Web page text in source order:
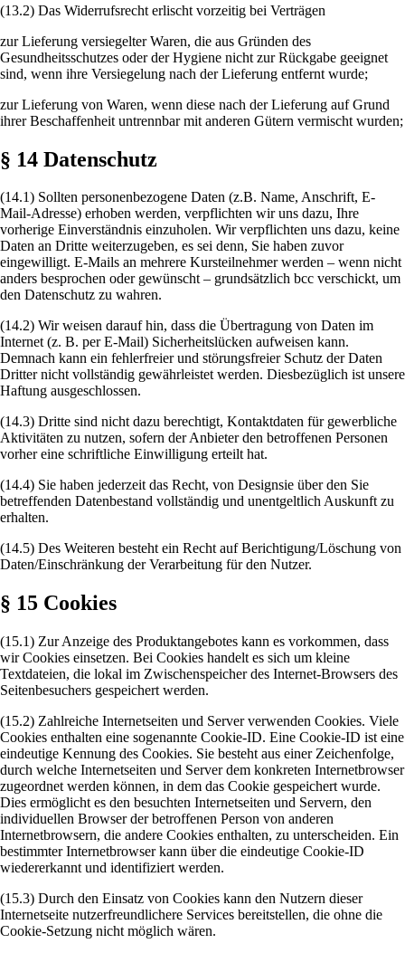
(13.2) Das Widerrufsrecht erlischt vorzeitig bei Verträgen
zur Lieferung versiegelter Waren, die aus Gründen des
Gesundheitsschutzes oder der Hygiene nicht zur Rückgabe geeignet
sind, wenn ihre Versiegelung nach der Lieferung entfernt wurde;
zur Lieferung von Waren, wenn diese nach der Lieferung auf Grund
ihrer Beschaffenheit untrennbar mit anderen Gütern vermischt wurden;
§ 14 Datenschutz
(14.1) Sollten personenbezogene Daten (z.B. Name, Anschrift, E-
Mail-Adresse) erhoben werden, verpflichten wir uns dazu, Ihre
vorherige Einverständnis einzuholen. Wir verpflichten uns dazu, keine
Daten an Dritte weiterzugeben, es sei denn, Sie haben zuvor
eingewilligt. E-Mails an mehrere Kursteilnehmer werden – wenn nicht
anders besprochen oder gewünscht – grundsätzlich bcc verschickt, um
den Datenschutz zu wahren.
(14.2) Wir weisen darauf hin, dass die Übertragung von Daten im
Internet (z. B. per E-Mail) Sicherheitslücken aufweisen kann.
Demnach kann ein fehlerfreier und störungsfreier Schutz der Daten
Dritter nicht vollständig gewährleistet werden. Diesbezüglich ist unsere
Haftung ausgeschlossen.
(14.3) Dritte sind nicht dazu berechtigt, Kontaktdaten für gewerbliche
Aktivitäten zu nutzen, sofern der Anbieter den betroffenen Personen
vorher eine schriftliche Einwilligung erteilt hat.
(14.4) Sie haben jederzeit das Recht, von Designsie über den Sie
betreffenden Datenbestand vollständig und unentgeltlich Auskunft zu
erhalten.
(14.5) Des Weiteren besteht ein Recht auf Berichtigung/Löschung von
Daten/Einschränkung der Verarbeitung für den Nutzer.
§ 15 Cookies
(15.1) Zur Anzeige des Produktangebotes kann es vorkommen, dass
wir Cookies einsetzen. Bei Cookies handelt es sich um kleine
Textdateien, die lokal im Zwischenspeicher des Internet-Browsers des
Seitenbesuchers gespeichert werden.
(15.2) Zahlreiche Internetseiten und Server verwenden Cookies. Viele
Cookies enthalten eine sogenannte Cookie-ID. Eine Cookie-ID ist eine
eindeutige Kennung des Cookies. Sie besteht aus einer Zeichenfolge,
durch welche Internetseiten und Server dem konkreten Internetbrowser
zugeordnet werden können, in dem das Cookie gespeichert wurde.
Dies ermöglicht es den besuchten Internetseiten und Servern, den
individuellen Browser der betroffenen Person von anderen
Internetbrowsern, die andere Cookies enthalten, zu unterscheiden. Ein
bestimmter Internetbrowser kann über die eindeutige Cookie-ID
wiedererkannt und identifiziert werden.
(15.3) Durch den Einsatz von Cookies kann den Nutzern dieser
Internetseite nutzerfreundlichere Services bereitstellen, die ohne die
Cookie-Setzung nicht möglich wären.